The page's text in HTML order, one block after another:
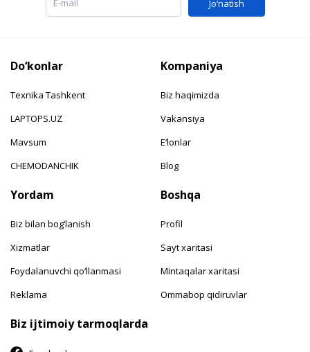
Jo‘natish
Do‘konlar
Texnika Tashkent
LAPTOPS.UZ
Mavsum
CHEMODANCHIK
Kompaniya
Biz haqimizda
Vakansiya
E‘lonlar
Blog
Yordam
Biz bilan bog‘lanish
Xizmatlar
Foydalanuvchi qo‘llanmasi
Reklama
Boshqa
Profil
Sayt xaritasi
Mintaqalar xaritasi
Ommabop qidiruvlar
Biz ijtimoiy tarmoqlarda